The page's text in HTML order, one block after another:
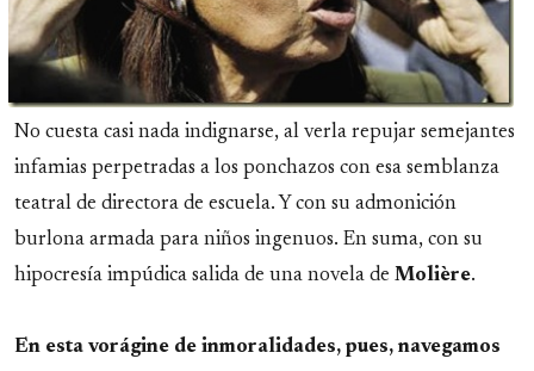
No cuesta casi nada indignarse, al verla repujar semejantes
infamias perpetradas a los ponchazos con esa semblanza
teatral de directora de escuela. Y con su admonición
burlona armada para niños ingenuos. En suma, con su
hipocresía impúdica salida de una novela de Molière.
En esta vorágine de inmoralidades, pues, navegamos